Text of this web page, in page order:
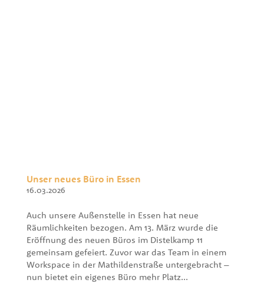
Unser neues Büro in Essen
16.03.2026
Auch unsere Außenstelle in Essen hat neue
Räumlichkeiten bezogen. Am 13. März wurde die
Eröffnung des neuen Büros im Distelkamp 11
gemeinsam gefeiert. Zuvor war das Team in einem
Workspace in der Mathildenstraße untergebracht –
nun bietet ein eigenes Büro mehr Platz...